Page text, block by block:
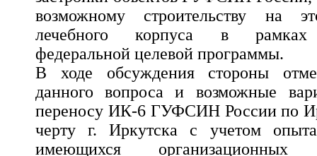
возможному строительству на
лечебного корпуса в рамках
федеральной целевой программы.
В ходе обсуждения стороны
данного вопроса и возможные
переносу ИК-6 ГУФСИН России по
черту г. Иркутска с учетом
имеющихся